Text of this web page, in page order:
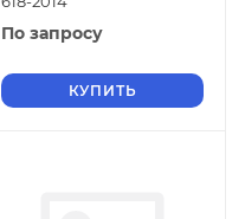
По запросу
КУПИТЬ